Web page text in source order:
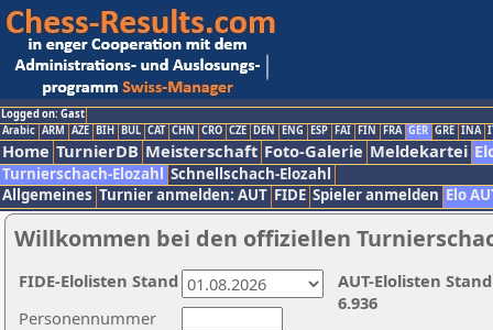
Logged on: Gast
Arabic ARM AZE BIH BUL CAT CHN CRO CZE DEN ENG ESP FAI FIN FRA GER GRE INA
Home TurnierDB Meisterschaft Foto-Galerie Meldekartei
Turnierschach-Elozahl Schnellschach-Elozahl
Allgemeines Turnier anmelden: AUT FIDE Spieler anmelden Elo
Willkommen bei den offiziellen
Personennummer
AUT-Elolisten
6.936
FIDE-Elolisten Stand